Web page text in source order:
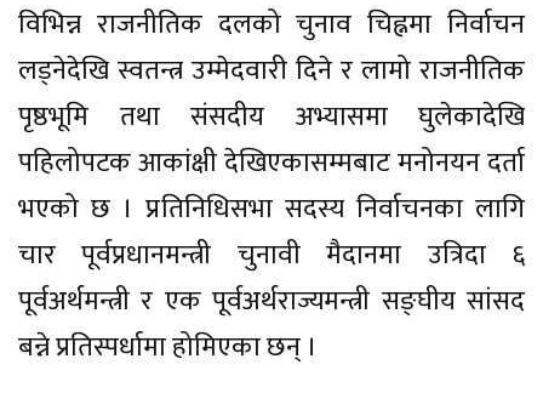
विभिन्न राजनीतिक दलको चुनाव चिह्नमा निर्वाचन
लड्नेदेखि स्वतन्त्र उम्मेदवारी दिने र लामो राजनीतिक
पृष्ठभूमि तथा संसदीय अभ्यासमा घुलेकादेखि
पहिलोपटक आकांक्षी देखिएकासम्मबाट मनोनयन दर्ता
भएको छ । प्रतिनिधिसभा सदस्य निर्वाचनका लागि
चार पूर्वप्रधानमन्त्री चुनावी मैदानमा उत्रिदा ६
पूर्वअर्थमन्त्री र एक पूर्वअर्थराज्यमन्त्री सङ्घीय सांसद
बन्ने प्रतिस्पर्धामा होमिएका छन् ।